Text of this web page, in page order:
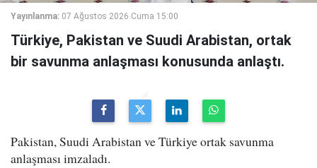
Yayınlanma: 07 Ağustos 2026 Cuma 15:00
Türkiye, Pakistan ve Suudi Arabistan, ortak
bir savunma anlaşması konusunda anlaştı.
Pakistan, Suudi Arabistan ve Türkiye ortak savunma
anlaşması imzaladı.